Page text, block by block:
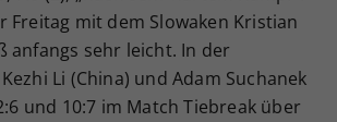
mit dem Slowaken Kristian
anfangs sehr leicht. In der
Li (China) und Adam Suchanek
und 10:7 im Match Tiebreak über